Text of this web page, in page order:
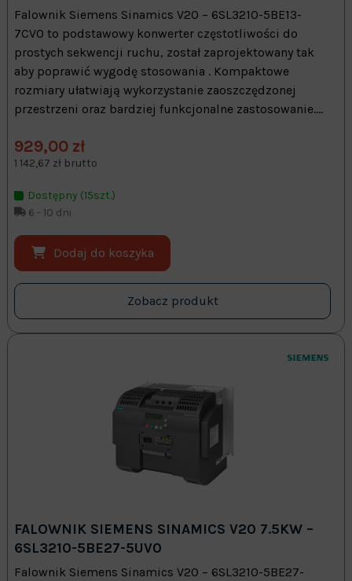
Falownik Siemens Sinamics V20 – 6SL3210-5BE13-
7CV0 to podstawowy konwerter częstotliwości do
prostych sekwencji ruchu, został zaprojektowany tak
aby poprawić wygodę stosowania . Kompaktowe
rozmiary ułatwiają wykorzystanie zaoszczędzonej
przestrzeni oraz bardziej funkcjonalne zastosowanie....
929,00 zł
1 142,67 zł brutto
Dostępny (15szt.)
6 - 10 dni
Dodaj do koszyka
Zobacz produkt
FALOWNIK SIEMENS SINAMICS V20 7.5KW –
6SL3210-5BE27-5UV0
Falownik Siemens Sinamics V20 – 6SL3210-5BE27-